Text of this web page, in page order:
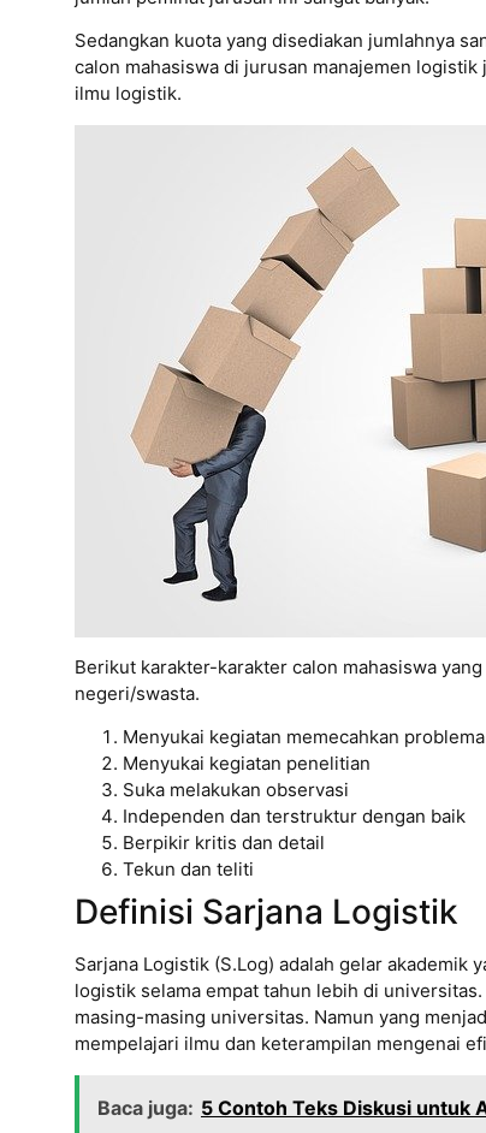
Sedangkan kuota yang disediakan jumlahnya
calon mahasiswa di jurusan manajemen
ilmu logistik.
Berikut karakter-karakter calon mahasiswa
negeri/swasta.
Menyukai kegiatan memecahkan problema
Menyukai kegiatan penelitian
Suka melakukan observasi
Independen dan terstruktur dengan baik
Berpikir kritis dan detail
Tekun dan teliti
Definisi Sarjana Logistik
Sarjana Logistik (S.Log) adalah gelar akademik
logistik selama empat tahun lebih di
masing-masing universitas. Namun yang
mempelajari ilmu dan keterampilan mengenai
Baca juga: 5 Contoh Teks Diskusi untuk